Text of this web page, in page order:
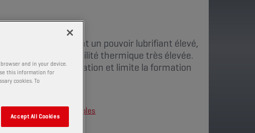
synthétique offrant un pouvoir lubrifiant élevé,
dépôts et une stabilité thermique très élevée.
en faciliter l'utilisation et limite la formation
disponibles
and in your device.
this information for
cookies. To
Accept All Cookies